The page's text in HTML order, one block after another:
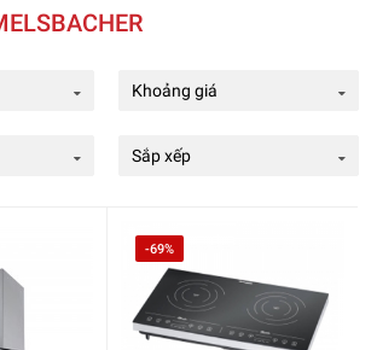
Khoảng giá
Sắp xếp
-69%